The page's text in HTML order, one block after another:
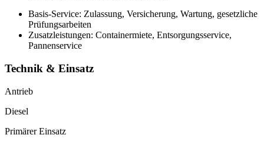
Basis-Service: Zulassung, Versicherung, Wartung, gesetzliche
Prüfungsarbeiten
Zusatzleistungen: Containermiete, Entsorgungsservice,
Pannenservice
Technik & Einsatz
Antrieb
Diesel
Primärer Einsatz